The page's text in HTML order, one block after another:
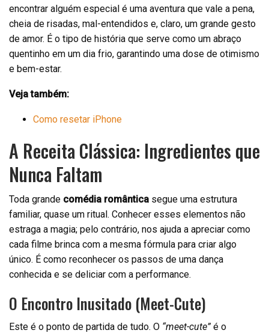
encontrar alguém especial é uma aventura que vale a pena,
cheia de risadas, mal-entendidos e, claro, um grande gesto
de amor. É o tipo de história que serve como um abraço
quentinho em um dia frio, garantindo uma dose de otimismo
e bem-estar.
Veja também:
Como resetar iPhone
A Receita Clássica: Ingredientes que
Nunca Faltam
Toda grande comédia romântica segue uma estrutura
familiar, quase um ritual. Conhecer esses elementos não
estraga a magia; pelo contrário, nos ajuda a apreciar como
cada filme brinca com a mesma fórmula para criar algo
único. É como reconhecer os passos de uma dança
conhecida e se deliciar com a performance.
O Encontro Inusitado (Meet-Cute)
Este é o ponto de partida de tudo. O “meet-cute” é o